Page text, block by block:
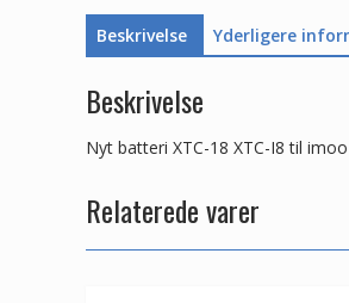
Beskrivelse Yderligere
Beskrivelse
Nyt batteri XTC-18 XTC-I8 til
Relaterede varer